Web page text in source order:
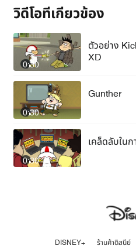
วิดีโอที่เกี่ยวข้อง
0:30
ตัวอย่าง
XD
0:30
Gunther
0:30
เคล็ดลับในก
DISNEY+ ร้านค้าดิสนีย์